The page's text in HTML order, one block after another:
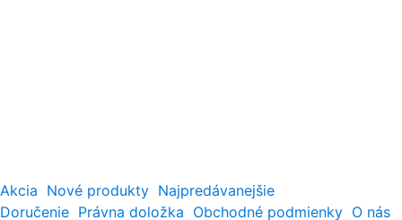
Akcia Nové produkty Najpredávanejšie
Doručenie Právna doložka Obchodné podmienky O nás